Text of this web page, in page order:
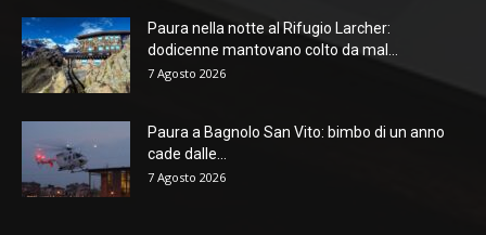
Paura nella notte al Rifugio Larcher:
dodicenne mantovano colto da mal...
7 Agosto 2026
Paura a Bagnolo San Vito: bimbo di un anno
cade dalle...
7 Agosto 2026